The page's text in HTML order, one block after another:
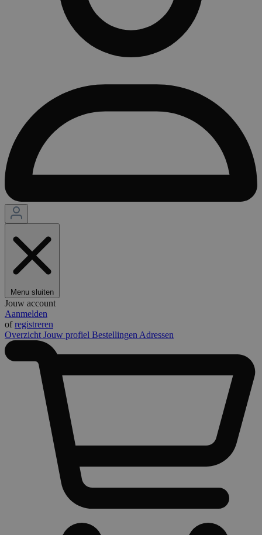
Menu sluiten
Jouw account
Aanmelden
ofregistreren
Overzicht Jouw profiel Bestellingen Adressen